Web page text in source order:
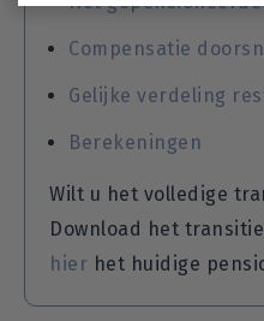
Compensatie
Gelijke verdeling
Berekeningen
Wilt u het volledige
Download het
hier het huidige